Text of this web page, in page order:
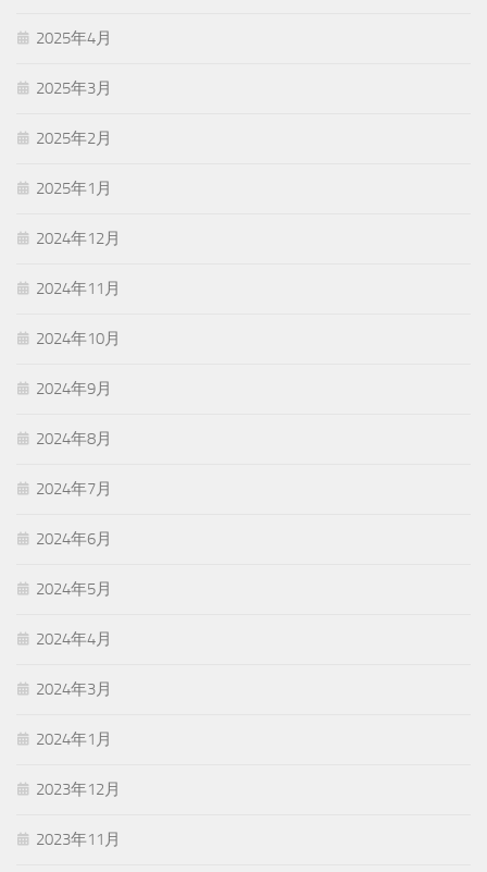
2025年4月
2025年3月
2025年2月
2025年1月
2024年12月
2024年11月
2024年10月
2024年9月
2024年8月
2024年7月
2024年6月
2024年5月
2024年4月
2024年3月
2024年1月
2023年12月
2023年11月